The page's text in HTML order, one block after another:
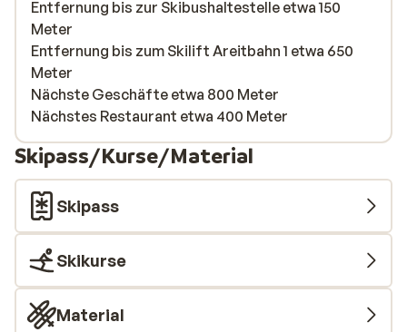
Entfernung bis zur Skibushaltestelle etwa 150
Meter
Entfernung bis zum Skilift Areitbahn 1 etwa 650
Meter
Nächste Geschäfte etwa 800 Meter
Nächstes Restaurant etwa 400 Meter
Skipass/Kurse/Material
Skipass
Skikurse
Material